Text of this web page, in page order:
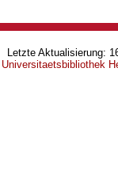
Letzte Aktualisierung:
Universitaetsbibliothek